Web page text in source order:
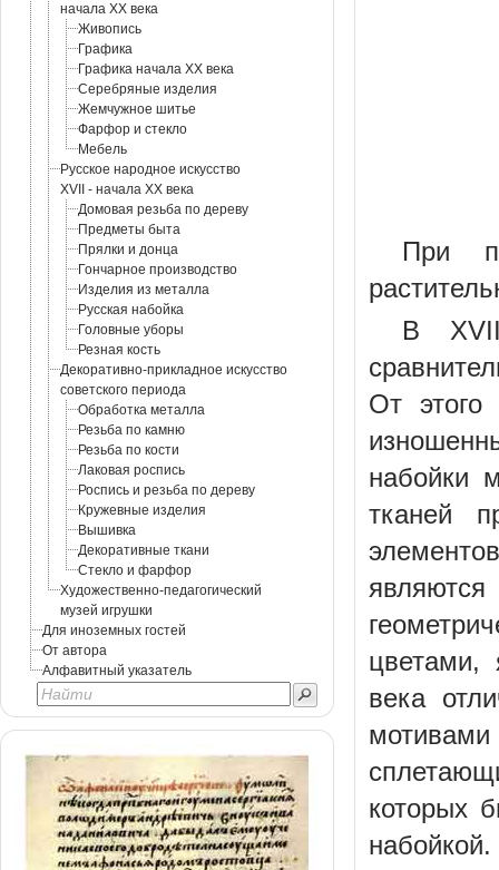
начала XX века
Живопись
Графика
Графика начала XX века
Серебряные изделия
Жемчужное шитье
Фарфор и стекло
Мебель
Русское народное искусство
XVII - начала XX века
Домовая резьба по дереву
Предметы быта
Прялки и донца
Гончарное производство
Изделия из металла
Русская набойка
Головные уборы
Резная кость
Декоративно-прикладное искусство
советского периода
Обработка металла
Резьба по камню
Резьба по кости
Лаковая роспись
Роспись и резьба по дереву
Кружевные изделия
Вышивка
Декоративные ткани
Стекло и фарфор
Художественно-педагогический
музей игрушки
Для иноземных гостей
От автора
Алфавитный указатель
При
В
От
набойки
тканей
цветами,
века
мотивами
которых